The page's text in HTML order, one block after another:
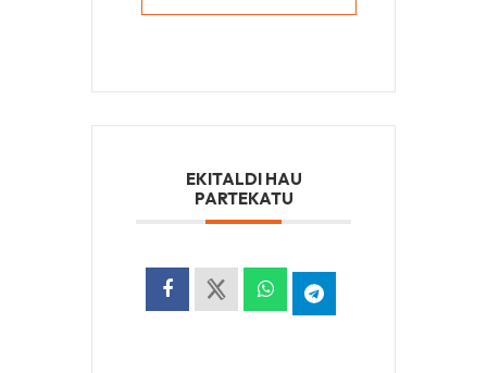
EKITALDI HAU
PARTEKATU